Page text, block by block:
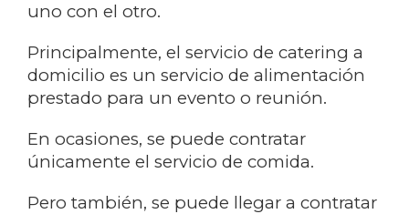
uno con el otro.
Principalmente, el servicio de catering a
domicilio es un servicio de alimentación
prestado para un evento o reunión.
En ocasiones, se puede contratar
únicamente el servicio de comida.
Pero también, se puede llegar a contratar